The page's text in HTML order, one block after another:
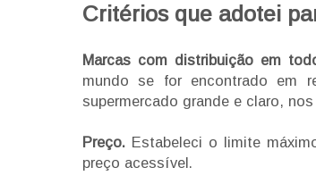
Critérios que adotei
Marcas com distribuição em
mundo se for encontrado em
supermercado grande e claro,
Preço. Estabeleci o limite
preço acessível.